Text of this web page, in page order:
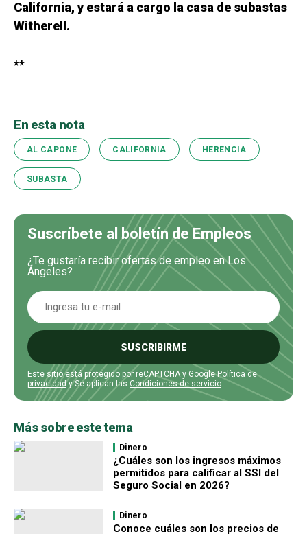
California, y estará a cargo la casa de subastas
Witherell.
**
En esta nota
AL CAPONE CALIFORNIA HERENCIA
SUBASTA
Suscríbete al boletín de Empleos
¿Te gustaría recibir ofertas de empleo en Los
Ángeles?
SUSCRIBIRME
Este sitio está protegido por reCAPTCHA y GooglePolítica de
privacidady Se aplican las Condiciones de servicio.
Más sobre este tema
Dinero
¿Cuáles son los ingresos máximos
permitidos para calificar al SSI del
Seguro Social en 2026?
Dinero
Conoce cuáles son los precios de